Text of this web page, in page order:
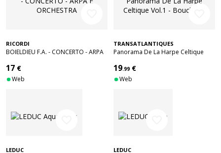
RICORDI
BOIELDIEU F.A. - CONCERTO - ARPA
17 €
Web
TRANSATLANTIQUES
Panorama De La Harpe Celtique
19.99 €
Web
LEDUC LEDUC